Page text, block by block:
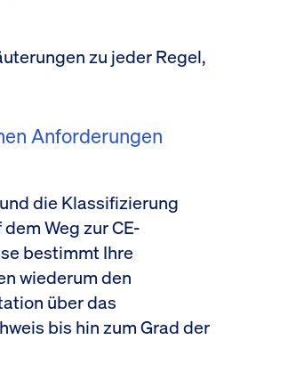
zu jeder Regel,
Anforderungen
die Klassifizierung
Weg zur CE-
bestimmt Ihre
wiederum den
über das
bis hin zum Grad der